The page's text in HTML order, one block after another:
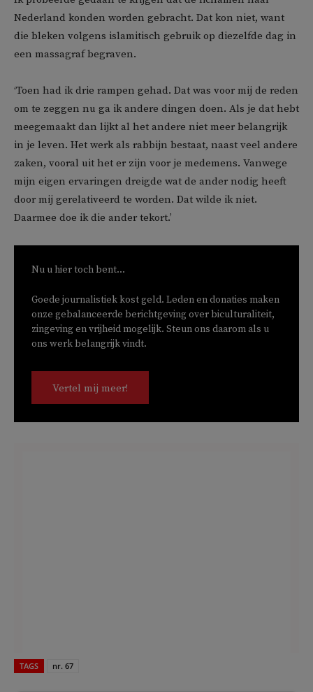
Nederland konden worden gebracht. Dat kon niet, want
die bleken volgens islamitisch gebruik op diezelfde dag in
een massagraf begraven.
‘Toen had ik drie rampen gehad. Dat was voor mij de reden
om te zeggen nu ga ik andere dingen doen. Als je dat hebt
meegemaakt dan lijkt al het andere niet meer belangrijk
in je leven. Het werk als rabbijn bestaat, naast veel andere
zaken, vooral uit het er zijn voor je medemens. Vanwege
mijn eigen ervaringen dreigde wat de ander nodig heeft
door mij gerelativeerd te worden. Dat wilde ik niet.
Daarmee doe ik die ander tekort.’
Nu u hier toch bent...
Goede journalistiek kost geld. Leden en donaties maken
onze gebalanceerde berichtgeving over biculturaliteit,
zingeving en vrijheid mogelijk. Steun ons daarom als u
ons werk belangrijk vindt.
Vertel mij meer!
TAGS nr. 67